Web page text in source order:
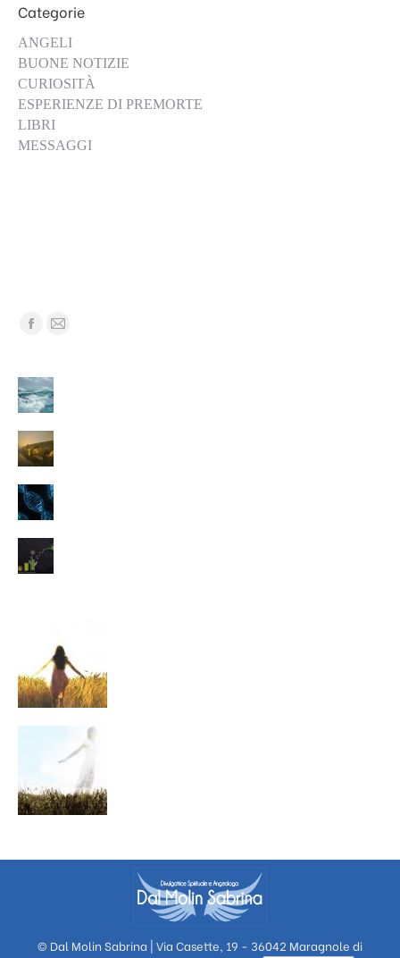
Categorie
ANGELI
BUONE NOTIZIE
CURIOSITÀ
ESPERIENZE DI PREMORTE
LIBRI
MESSAGGI
© Dal Molin Sabrina | Via Casette, 19 - 36042 Maragnole di